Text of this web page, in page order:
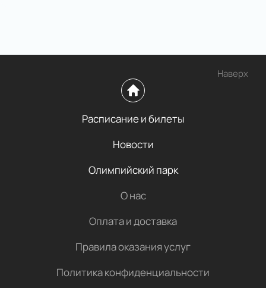
Наверх
Расписание и билеты
Новости
Олимпийский парк
О нас
Оплата и доставка
Правила оказания услуг
Политика конфиденциальности